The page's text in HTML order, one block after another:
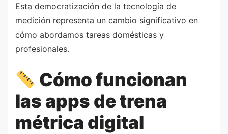
Esta democratización de la tecnología de
medición representa un cambio significativo en
cómo abordamos tareas domésticas y
profesionales.
Cómo funcionan
las apps de trena
métrica digital